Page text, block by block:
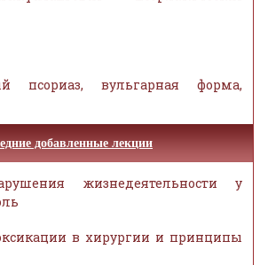
псориаз, вульгарная форма,
добавленные лекции
жизнедеятельности у
в хирургии и принципы